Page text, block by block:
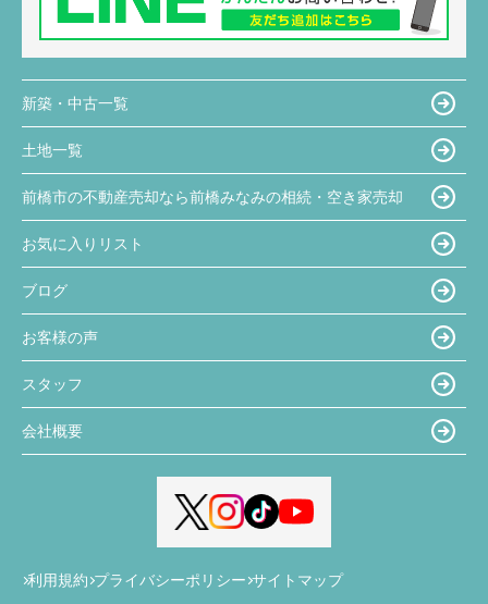
新築・中古一覧
土地一覧
前橋市の不動産売却なら前橋みなみの相続・空き家売却
お気に入りリスト
ブログ
お客様の声
スタッフ
会社概要
利用規約 プライバシーポリシー サイトマップ